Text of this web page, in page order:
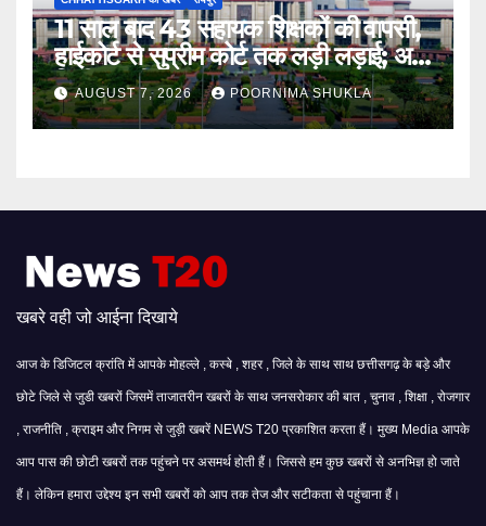
11 साल बाद 43 सहायक शिक्षकों की वापसी,
हाईकोर्ट से सुप्रीम कोर्ट तक लड़ी लड़ाई; अब
मिली बहाली…
AUGUST 7, 2026 POORNIMA SHUKLA
खबरे वही जो आईना दिखाये
आज के डिजिटल क्रांति में आपके मोहल्ले , कस्बे , शहर , जिले के साथ साथ छत्तीसगढ़ के बड़े और
छोटे जिले से जुडी खबरों जिसमें ताजातरीन खबरों के साथ जनसरोकार की बात , चुनाव , शिक्षा , रोजगार
, राजनीति , क्राइम और निगम से जुड़ी खबरें NEWS T20 प्रकाशित करता हैं। मुख्य Media आपके
आप पास की छोटी खबरों तक पहुंचने पर असमर्थ होती हैं। जिससे हम कुछ खबरों से अनभिज्ञ हो जाते
हैं। लेकिन हमारा उद्देश्य इन सभी खबरों को आप तक तेज और सटीकता से पहुंचाना हैं।